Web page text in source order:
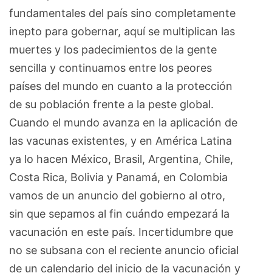
fundamentales del país sino completamente
inepto para gobernar, aquí se multiplican las
muertes y los padecimientos de la gente
sencilla y continuamos entre los peores
países del mundo en cuanto a la protección
de su población frente a la peste global.
Cuando el mundo avanza en la aplicación de
las vacunas existentes, y en América Latina
ya lo hacen México, Brasil, Argentina, Chile,
Costa Rica, Bolivia y Panamá, en Colombia
vamos de un anuncio del gobierno al otro,
sin que sepamos al fin cuándo empezará la
vacunación en este país. Incertidumbre que
no se subsana con el reciente anuncio oficial
de un calendario del inicio de la vacunación y